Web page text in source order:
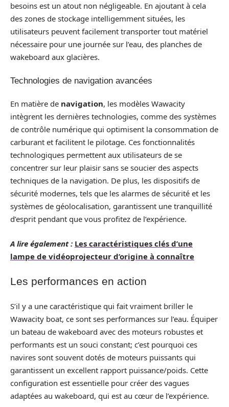
besoins est un atout non négligeable. En ajoutant à cela
des zones de stockage intelligemment situées, les
utilisateurs peuvent facilement transporter tout matériel
nécessaire pour une journée sur l’eau, des planches de
wakeboard aux glacières.
Technologies de navigation avancées
En matière de navigation, les modèles Wawacity
intègrent les dernières technologies, comme des systèmes
de contrôle numérique qui optimisent la consommation de
carburant et facilitent le pilotage. Ces fonctionnalités
technologiques permettent aux utilisateurs de se
concentrer sur leur plaisir sans se soucier des aspects
techniques de la navigation. De plus, les dispositifs de
sécurité modernes, tels que les alarmes de sécurité et les
systèmes de géolocalisation, garantissent une tranquillité
d’esprit pendant que vous profitez de l’expérience.
A lire également : Les caractéristiques clés d’une
lampe de vidéoprojecteur d’origine à connaître
Les performances en action
S’il y a une caractéristique qui fait vraiment briller le
Wawacity boat, ce sont ses performances sur l’eau. Équiper
un bateau de wakeboard avec des moteurs robustes et
performants est un souci constant; c’est pourquoi ces
navires sont souvent dotés de moteurs puissants qui
garantissent un excellent rapport puissance/poids. Cette
configuration est essentielle pour créer des vagues
adaptées au wakeboard, qui est au cœur de l’expérience.